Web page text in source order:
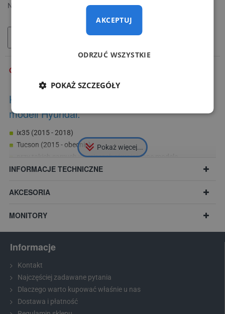
Netto: 178,05 zł
DODAJ DO KOSZYKA
OPIS
Kamera jest odpowiednia do następujących
modeli Hyundai:
ix35 (2015 - 2018)
Tucson (2015 - obecnie)
przy takich samych wymiarach również inne modele
INFORMACJE TECHNICZNE
AKCESORIA
MONITORY
Informacje
Kontakt
Najczęściej zadawane pytania
Dlaczego warto kupować właśnie u nas
Dostawa i płatność
AKCEPTUJ
ODRZUĆ WSZYSTKIE
POKAŻ SZCZEGÓŁY